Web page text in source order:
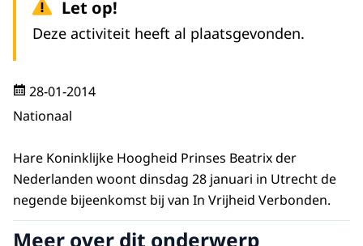
Let op!
Deze activiteit heeft al plaatsgevonden.
28-01-2014
Nationaal
Hare Koninklijke Hoogheid Prinses Beatrix der
Nederlanden woont dinsdag 28 januari in Utrecht de
negende bijeenkomst bij van In Vrijheid Verbonden.
Meer over dit onderwerp